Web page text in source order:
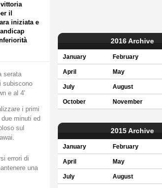
il
iniziata e
serata
subiscono
e al 4'
i primi
minuti ed
sul
errori di
una
2016 Archive
January February
April May
July August
October November
2015 Archive
January February
April May
July August